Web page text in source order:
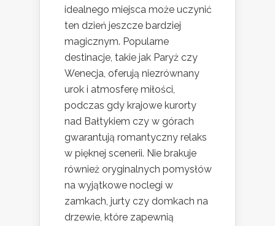
idealnego miejsca może uczynić
ten dzień jeszcze bardziej
magicznym. Popularne
destinacje, takie jak Paryż czy
Wenecja, oferują niezrównany
urok i atmosferę miłości,
podczas gdy krajowe kurorty
nad Bałtykiem czy w górach
gwarantują romantyczny relaks
w pięknej scenerii. Nie brakuje
również oryginalnych pomysłów
na wyjątkowe noclegi w
zamkach, jurty czy domkach na
drzewie, które zapewnią